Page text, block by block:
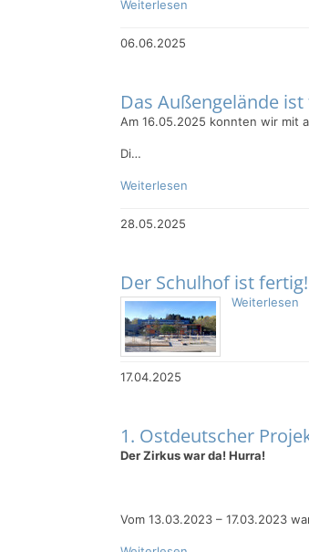
Weiterlesen
06.06.2025
Das Außengelände
Am 16.05.2025 konnten wir mit
Di…
Weiterlesen
28.05.2025
Der Schulhof ist fertig!
Weiterlesen
17.04.2025
1. Ostdeutscher
Der Zirkus war da! Hurra!
Vom 13.03.2023 – 17.03.2023